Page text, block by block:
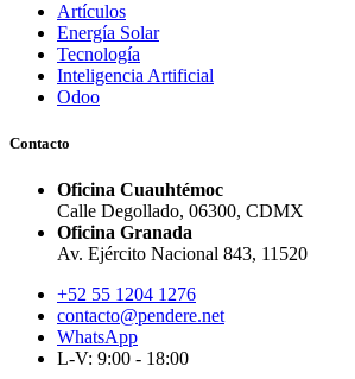
Artículos
Energía Solar
Tecnología
Inteligencia Artificial
Odoo
Contacto
Oficina Cuauhtémoc
Calle Degollado, 06300, CDMX
Oficina Granada
Av. Ejército Nacional 843, 11520
+52 55 1204 1276
contacto@pendere.net
WhatsApp
L-V: 9:00 - 18:00